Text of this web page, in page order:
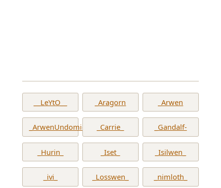
__LeYtO__ _Aragorn _Arwen
_ArwenUndomiel_ _Carrie_ _Gandalf-
_Hurin_ _Iset_ _Isilwen_
_ivi_ _Losswen_ _nimloth_